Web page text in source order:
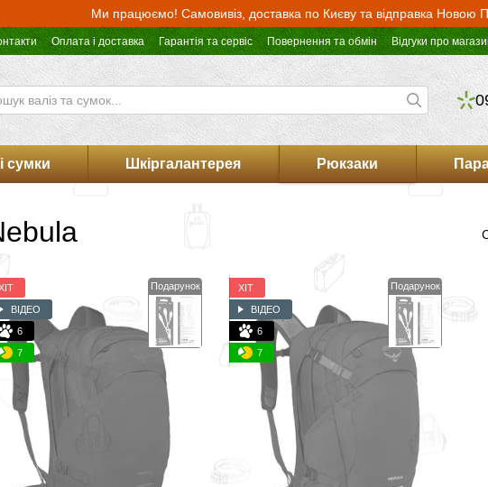
Ми працюємо! Самовивіз, доставка по Києву та відправка Новою
Оплата і доставка Гарантія та сервіс Повернення та обмін Відгуки про
сумки Шкіргалантерея Рюкзаки
Подарунок
ВІДЕО
6
7
Подарунок
ХІТ
ВІДЕО
6
7